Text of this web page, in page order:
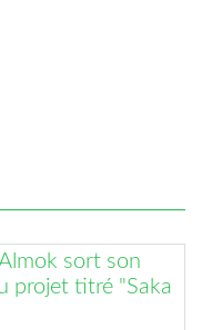
sort son
projet titré "Saka